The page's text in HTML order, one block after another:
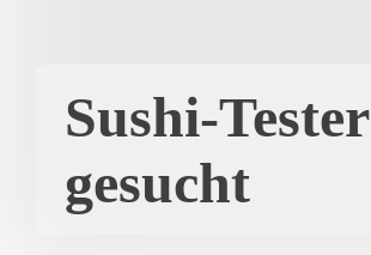
Sushi-Tester
gesucht